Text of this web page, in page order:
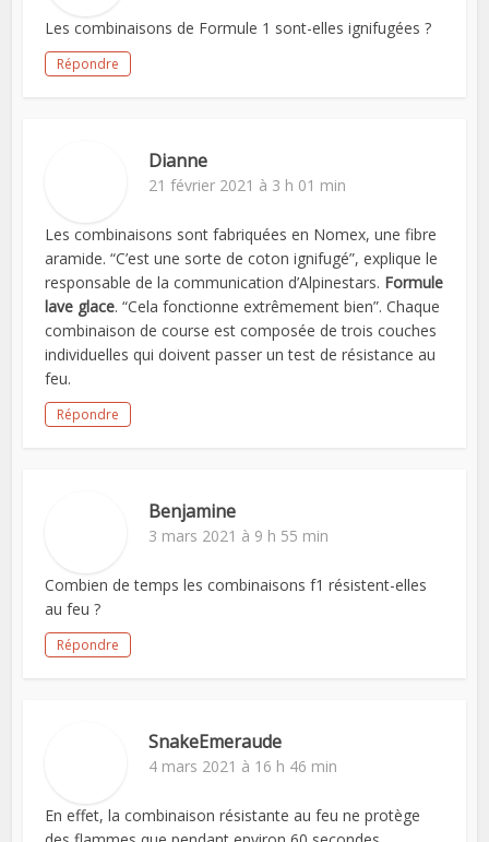
Les combinaisons de Formule 1 sont-elles ignifugées ?
Répondre
Dianne
21 février 2021 à 3 h 01 min
Les combinaisons sont fabriquées en Nomex, une fibre
aramide. “C’est une sorte de coton ignifugé”, explique le
responsable de la communication d’Alpinestars. Formule
lave glace. “Cela fonctionne extrêmement bien”. Chaque
combinaison de course est composée de trois couches
individuelles qui doivent passer un test de résistance au
feu.
Répondre
Benjamine
3 mars 2021 à 9 h 55 min
Combien de temps les combinaisons f1 résistent-elles
au feu ?
Répondre
SnakeEmeraude
4 mars 2021 à 16 h 46 min
En effet, la combinaison résistante au feu ne protège